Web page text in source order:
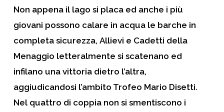
Non appena il lago si placa ed anche i più
giovani possono calare in acqua le barche in
completa sicurezza, Allievi e Cadetti della
Menaggio letteralmente si scatenano ed
infilano una vittoria dietro l’altra,
aggiudicandosi l’ambito Trofeo Mario Disetti.
Nel quattro di coppia non si smentiscono i